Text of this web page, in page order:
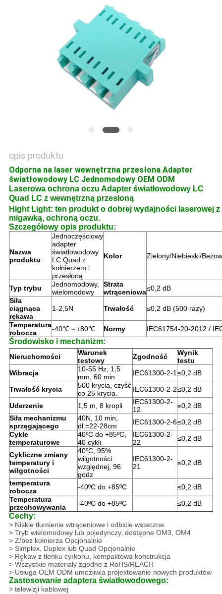
opis produktu
Odporna na laser wewnętrzna przesłona Adapter
światłowodowy LC Jednomodowy OEM ODM
Laserowa ochrona oczu Adapter światłowodowy LC
Quad LC z wewnętrzną przesłoną
Hight Light: ten produkt o dobrej wydajności laserowej z
migawką, ochroną oczu.
Szczegółowy opis produktu:
Nazwa
produktu
Jednoczęściowy
adapter
światłowodowy
LC Quad z
kołnierzem i
przesłoną
Kolor Zielony/Niebieski/
Typ trybu
Jednomodowy,
wielomodowy
Strata
wtrąceniowa≤0,2 dB
Siła
ciągnąca
rękawa
1-2,5N Trwałość ≤0,2 dB (500 razy)
Temperatura
robocza
-40℃～+80℃ Normy IEC61754-20-2012 /
Środowisko i mechanizm:
Nieruchomości
Warunek
testowy
Zgodność
Wynik
testu
Wibracja
10-55 Hz, 1,5
mm, 60 min
IEC61300-2-1≤0,2 dB
Trwałość krycia
500 krycia, czyść
co 25 krycia.
IEC61300-2-2≤0,2 dB
Uderzenie 1,5 m, 8 kropli
IEC61300-2-
12
≤0,2 dB
Siła mechanizmu
sprzęgającego
40N, 10 min,
dł.=22-28cm
IEC61300-2-6≤0,2 dB
Cykle
temperaturowe
40ºC do +85ºC,
40 cykli
IEC61300-2-
22
≤0,2 dB
Cykliczne zmiany
temperatury i
wilgotności
40ºC, 95%
wilgotności
względnej, 96
godz
IEC61300-2-
21
≤0,2 dB
temperatura
robocza
-40ºC do +85ºC
≤0,2 dB
Temperatura
przechowywania
-40ºC do +85ºC ≤0,2 dB
Cechy:
> Niskie tłumienie wtrąceniowe i odbicie wsteczne
> Tryb wielomodowy lub pojedynczy, dostępne OM3, OM4
> Z/bez kołnierza Opcjonalnie
> Simplex, Duplex lub Quad Opcjonalnie
> Rękaw z tlenku cyrkonu, kompaktowa konstrukcja
> Wszystkie materiały zgodne z RoHS/REACH
> Usługa OEM ODM umożliwia projektowanie nowych produktów
Zastosowanie adaptera światłowodowego:
> telewizji kablowej